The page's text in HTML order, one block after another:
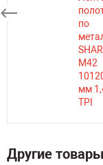
Другие